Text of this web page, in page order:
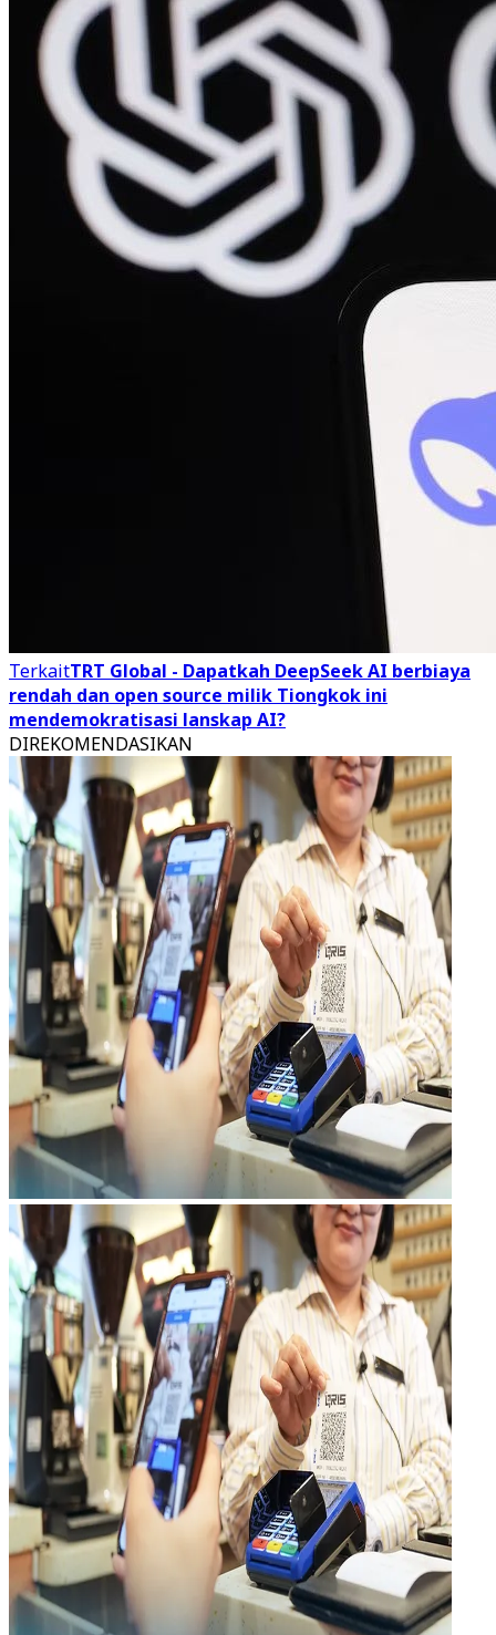
TerkaitTRT Global - Dapatkah DeepSeek AI berbiaya
rendah dan open source milik Tiongkok ini
mendemokratisasi lanskap AI?
DIREKOMENDASIKAN